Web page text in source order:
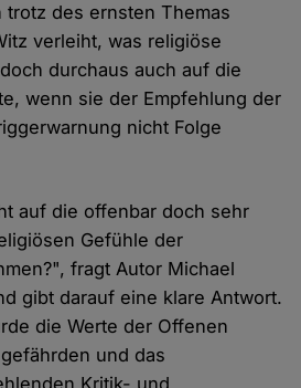
trotz des ernsten Themas
verleiht, was religiöse
durchaus auch auf die
wenn sie der Empfehlung der
nicht Folge
auf die offenbar doch sehr
Gefühle der
fragt Autor Michael
gibt darauf eine klare Antwort.
die Werte der Offenen
und das